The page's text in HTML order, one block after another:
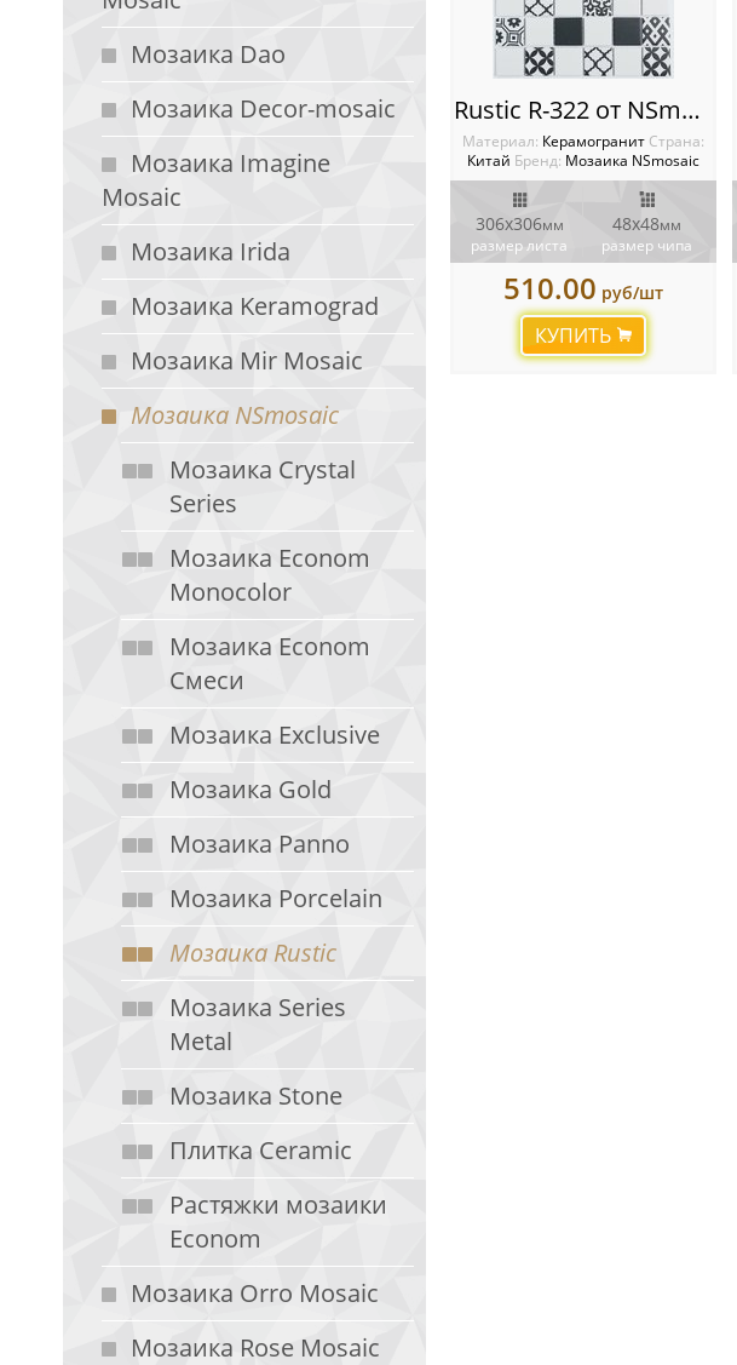
Мозаика Dao
Мозаика Decor-mosaic
Мозаика Imagine
Mosaic
Мозаика Irida
Мозаика Keramograd
Мозаика Mir Mosaic
Мозаика NSmosaic
Мозаика Crystal
Series
Мозаика Econom
Monocolor
Мозаика Econom
Смеси
Мозаика Exclusive
Мозаика Gold
Мозаика Panno
Мозаика Porcelain
Мозаика Rustic
Мозаика Series
Metal
Мозаика Stone
Плитка Ceramic
Растяжки мозаики
Econom
Мозаика Orro Mosaic
Мозаика Rose Mosaic
Rustic R-322 от NSmosaic
Материал: Керамогранит Cтрана:
Китай Бренд: Мозаика NSmosaic
306x306мм
размер листа
48x48мм
размер чипа
510.00 руб/шт
КУПИТЬ